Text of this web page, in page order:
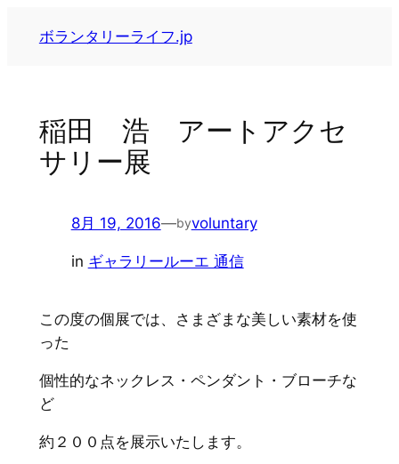
ボランタリーライフ.jp
稲田 浩 アートアクセ
サリー展
8月 19, 2016—byvoluntary
in ギャラリールーエ 通信
この度の個展では、さまざまな美しい素材を使
った
個性的なネックレス・ペンダント・ブローチな
ど
約２００点を展示いたします。